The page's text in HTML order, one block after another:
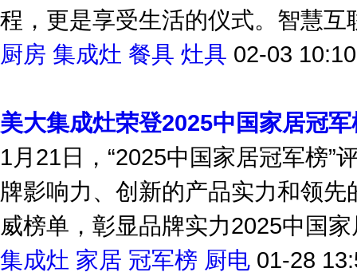
程，更是享受生活的仪式。智慧
厨房 集成灶 餐具 灶具 02-03 10:10
美大集成灶荣登2025中国家居冠
1月21日，“2025中国家居冠军榜”
牌影响力、创新的产品实力和领先
威榜单，彰显品牌实力2025中国
集成灶 家居 冠军榜 厨电 01-28